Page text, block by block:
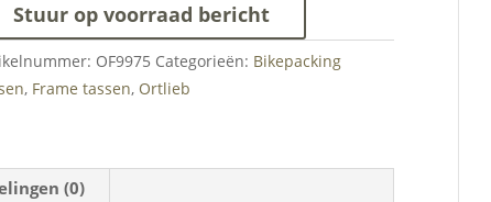
Stuur op voorraad bericht
OF9975 Categorieën: Bikepacking
, Frame tassen, Ortlieb
(0)